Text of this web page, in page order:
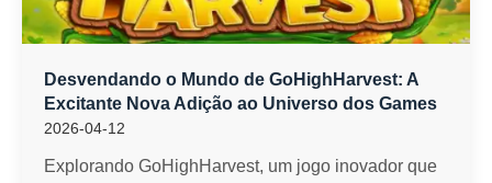
Desvendando o Mundo de GoHighHarvest: A
Excitante Nova Adição ao Universo dos Games
2026-04-12
Explorando GoHighHarvest, um jogo inovador que